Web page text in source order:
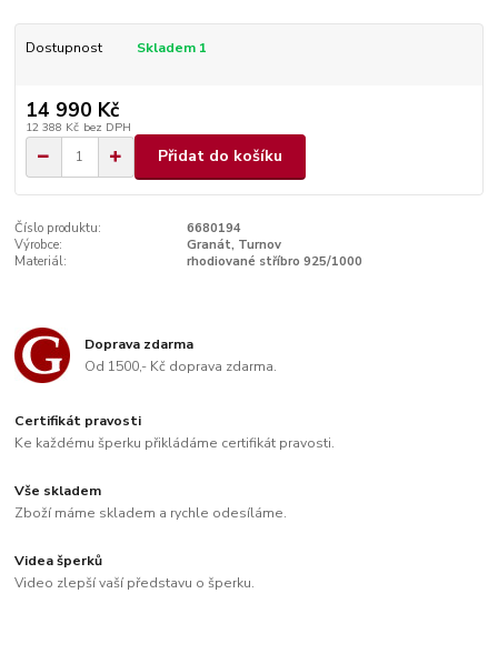
Dostupnost Skladem 1
14 990 Kč
12 388 Kč bez DPH
Přidat do košíku
Číslo produktu:
6680194
Výrobce:
Granát, Turnov
Materiál:
rhodiované stříbro 925/1000
Doprava zdarma
Od 1500,- Kč doprava zdarma.
Certifikát pravosti
Ke každému šperku přikládáme certifikát pravosti.
Vše skladem
Zboží máme skladem a rychle odesíláme.
Videa šperků
Video zlepší vaší představu o šperku.